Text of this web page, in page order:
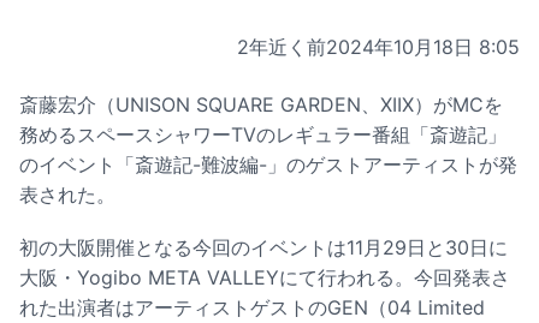
2年近く前2024年10月18日 8:05
斎藤宏介（UNISON SQUARE GARDEN、XIIX）がMCを
務めるスペースシャワーTVのレギュラー番組「斎遊記」
のイベント「斎遊記-難波編-」のゲストアーティストが発
表された。
初の大阪開催となる今回のイベントは11月29日と30日に
大阪・Yogibo META VALLEYにて行われる。今回発表さ
れた出演者はアーティストゲストのGEN（04 Limited